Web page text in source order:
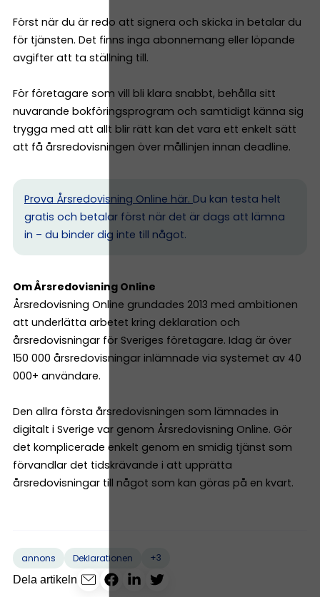
Först när du är redo att signera och skicka in betalar du
för tjänsten. Det finns inga abonnemang eller löpande
avgifter att ta ställning till.
För företagare som vill bli klara snabbt, behålla sitt
nuvarande bokföringsprogram och samtidigt känna sig
trygga med att allt blir rätt kan det vara ett enkelt sätt
att få årsredovisningen över mållinjen innan deadline.
Prova Årsredovisning Online här. Du kan testa helt
gratis och betalar först när det är dags att lämna
in – du binder dig inte till något.
Om Årsredovisning Online
Årsredovisning Online grundades 2013 med ambitionen
att underlätta arbetet kring deklaration och
årsredovisningar för Sveriges företagare. Idag är över
150 000 årsredovisningar inlämnade via systemet av 40
000+ användare.
Den allra första årsredovisningen som lämnades in
digitalt i Sverige var genom Årsredovisning Online. Gör
det komplicerade enkelt genom en smidig tjänst som
förvandlar det tidskrävande i att upprätta
årsredovisningar till något som kan göras på en kvart.
annons Deklarationen
+3
Dela artikeln